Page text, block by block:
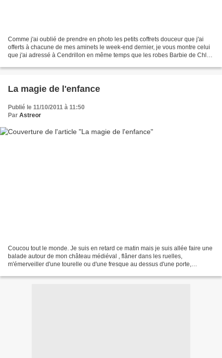
Comme j'ai oublié de prendre en photo les petits coffrets douceur que j'ai
offerts à chacune de mes aminets le week-end dernier, je vous montre celui
que j'ai adressé à Cendrillon en même temps que les robes Barbie de Chloé
La magie de l'enfance
Publié le 11/10/2011 à 11:50
Par Astreor
Coucou tout le monde. Je suis en retard ce matin mais je suis allée faire une
balade autour de mon château médiéval , flâner dans les ruelles,
m'émerveiller d'une tourelle ou d'une fresque au dessus d'une porte,